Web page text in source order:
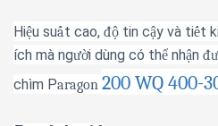
Hiệu suất cao, độ tin cậy và tiết
ích mà người dùng có thể nhận
chìm Paragon 200 WQ 400-